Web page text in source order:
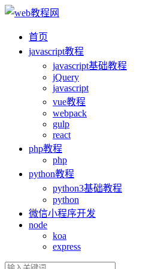
首页
javascript教程
javascript基础教程
jQuery
javascript
vue教程
webpack
gulp
react
php教程
php
python教程
python3基础教程
python
微信小程序开发
node
koa
express